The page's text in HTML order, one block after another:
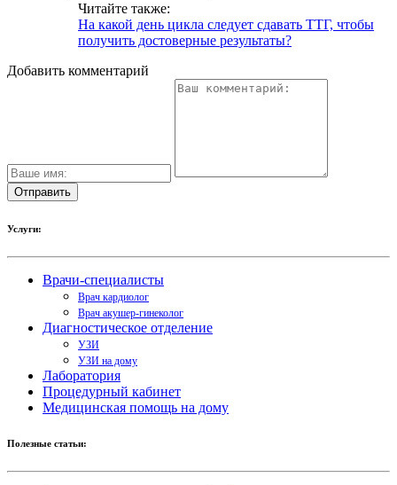
Читайте также:
На какой день цикла следует сдавать ТТГ, чтобы
получить достоверные результаты?
Добавить комментарий
Услуги:
Врачи-специалисты
Врач кардиолог
Врач акушер-гинеколог
Диагностическое отделение
УЗИ
УЗИ на дому
Лаборатория
Процедурный кабинет
Медицинская помощь на дому
Полезные статьи: